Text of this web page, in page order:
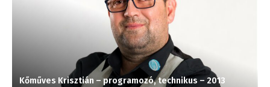
Kőműves Krisztián – programozó, technikus – 2013